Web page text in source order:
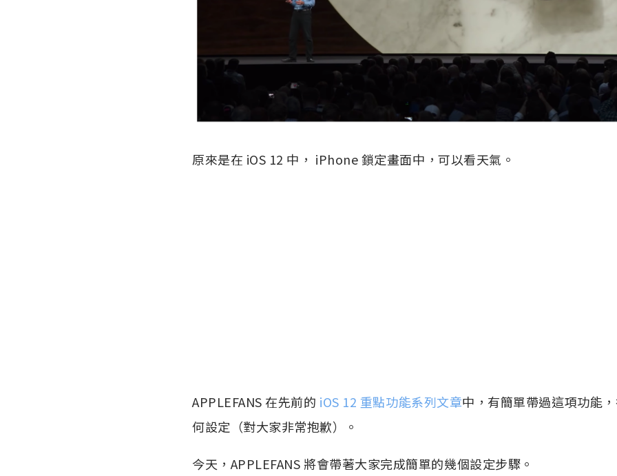
原來是在 iOS 12 中， iPhone 鎖定畫面中，可以看天氣。
APPLEFANS 在先前的 iOS 12 重點功能系列文章中，有簡單帶過這項功能
何設定（對大家非常抱歉）。
今天，APPLEFANS 將會帶著大家完成簡單的幾個設定步驟。